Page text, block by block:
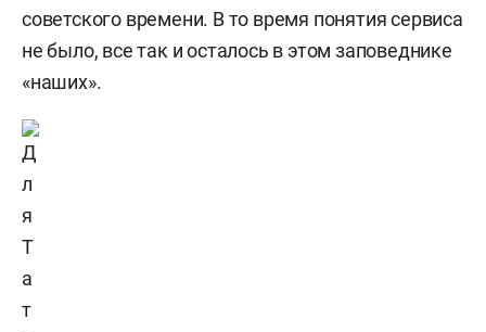
советского времени. В то время понятия сервиса
не было, все так и осталось в этом заповеднике
«наших».